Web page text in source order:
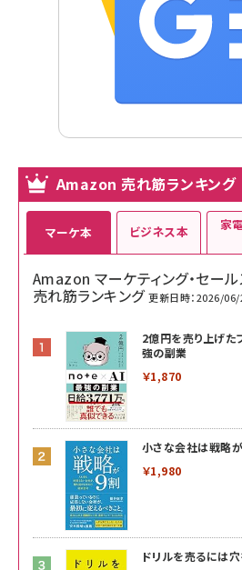
Amazon 売れ筋ランキング
マーケ本
Amazon マーケティング・セー
売れ筋ランキング 更新日時：2026/
2億円を売り上げ
強の副業
￥1,870
小さな会社は戦略
￥1,980
ドリルを売るには
ビジネス本 家